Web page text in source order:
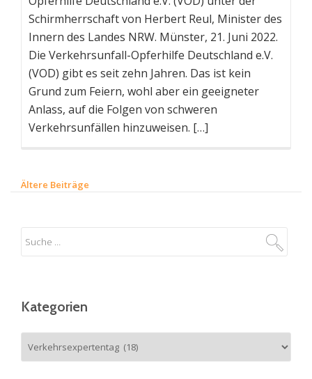
Schirmherrschaft von Herbert Reul, Minister des
Innern des Landes NRW. Münster, 21. Juni 2022.
Die Verkehrsunfall-Opferhilfe Deutschland e.V.
(VOD) gibt es seit zehn Jahren. Das ist kein
Grund zum Feiern, wohl aber ein geeigneter
Anlass, auf die Folgen von schweren
Verkehrsunfällen hinzuweisen. […]
t
g
-
N
Ältere Beiträge
Kategorien